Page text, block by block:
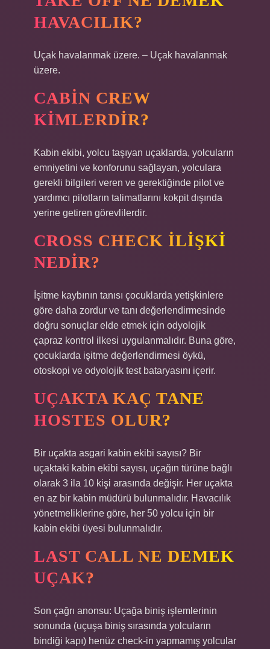
HAVACILIK?
Uçak havalanmak üzere. – Uçak havalanmak
üzere.
CABIN CREW
KIMLERDIR?
Kabin ekibi, yolcu taşıyan uçaklarda, yolcuların
emniyetini ve konforunu sağlayan, yolculara
gerekli bilgileri veren ve gerektiğinde pilot ve
yardımcı pilotların talimatlarını kokpit dışında
yerine getiren görevlilerdir.
CROSS CHECK ILIŞKI
NEDIR?
İşitme kaybının tanısı çocuklarda yetişkinlere
göre daha zordur ve tanı değerlendirmesinde
doğru sonuçlar elde etmek için odyolojik
çapraz kontrol ilkesi uygulanmalıdır. Buna göre,
çocuklarda işitme değerlendirmesi öykü,
otoskopi ve odyolojik test bataryasını içerir.
UÇAKTA KAÇ TANE
HOSTES OLUR?
Bir uçakta asgari kabin ekibi sayısı? Bir
uçaktaki kabin ekibi sayısı, uçağın türüne bağlı
olarak 3 ila 10 kişi arasında değişir. Her uçakta
en az bir kabin müdürü bulunmalıdır. Havacılık
yönetmeliklerine göre, her 50 yolcu için bir
kabin ekibi üyesi bulunmalıdır.
LAST CALL NE DEMEK
UÇAK?
Son çağrı anonsu: Uçağa biniş işlemlerinin
sonunda (uçuşa biniş sırasında yolcuların
bindiği kapı) henüz check-in yapmamış yolcular